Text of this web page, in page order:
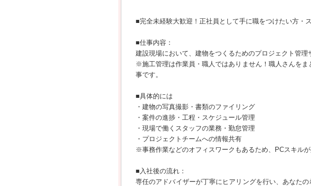
■完全未経験大歓迎！正社員として手に職をつけたい方・
■仕事内容：
建設現場において、建物をつくるためのプロジェクト管理
※施工管理は作業員・職人ではありません！職人さんを
事です。
■具体的には
・建物の写真撮影・書類のファイリング
・案件の進捗・工程・スケジュール管理
・現場で働くスタッフの業務・勤怠管理
・プロジェクトチームへの情報共有
※事務作業などのオフィスワークもあるため、PCスキル
■入社後の流れ：
専任のアドバイザーが丁寧にヒアリングを行い、あなた